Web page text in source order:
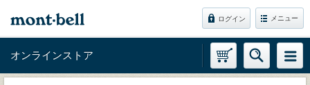
ログイン メニュー
オンラインストア